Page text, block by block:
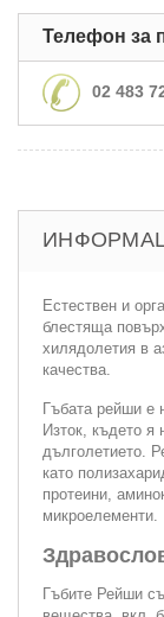
Телефон за
02 483
Естествен и
блестяща
хилядолетия в
качества.
Гъбата рейши е
Изток, където я
дълголетието.
като
протеини,
микроелементи.
Гъбите Рейши